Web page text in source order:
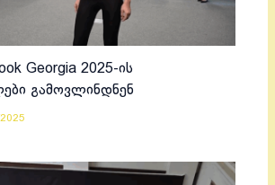
Georgia 2025-ის
გამოვლინდნენ